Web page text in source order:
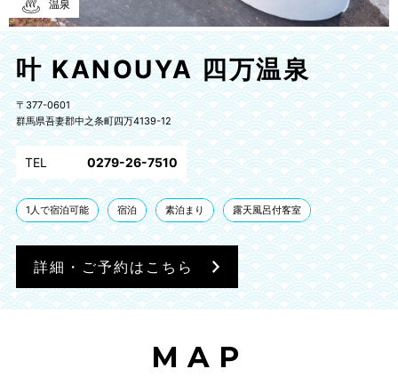
温泉
叶 KANOUYA 四万温泉
〒377-0601
群馬県吾妻郡中之条町四万4139-12
TEL 0279-26-7510
1人で宿泊可能 宿泊 素泊まり 露天風呂付客室
詳細・ご予約はこちら
MAP